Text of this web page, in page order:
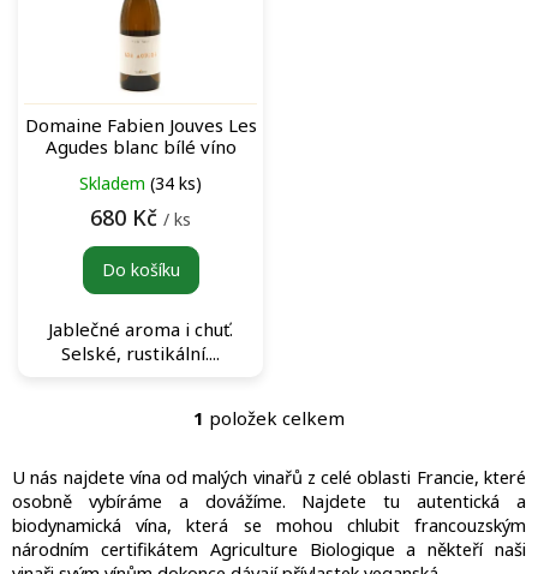
oDomaine Fabien Jouves Les
Agudes blanc bílé víno
Skladem (34 ks)
680 Kč / ks
Do košíku
Jablečné aroma i chuť.
Selské, rustikální....
O
l
á
d
a
c
1 položek celkem
U nás najdete vína od malých vinařů z celé oblasti Francie, které
osobně vybíráme a dovážíme. Najdete tu autentická a
biodynamická vína, která se mohou chlubit francouzským
národním certifikátem Agriculture Biologique a někteří naši